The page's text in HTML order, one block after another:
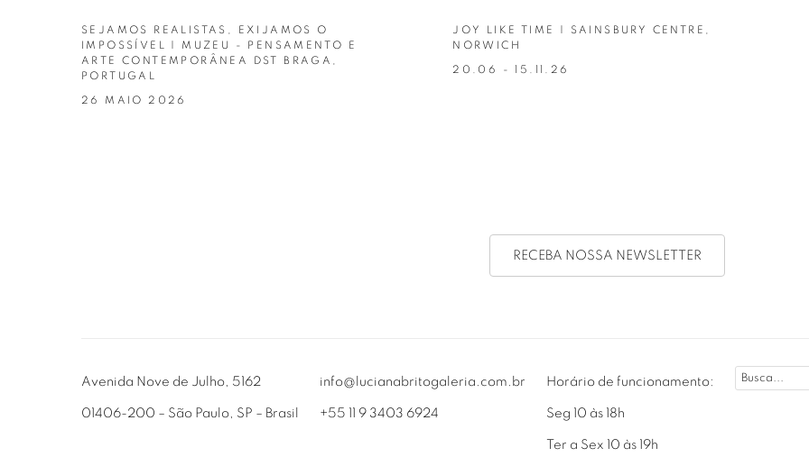
SEJAMOS REALISTAS, EXIJAMOS O
IMPOSSÍVEL | MUZEU - PENSAMENTO E
ARTE CONTEMPORÂNEA DST BRAGA,
PORTUGAL
26 MAIO 2026
JOY LIKE TIME | SAINSBURY CENTRE,
NORWICH
20.06 - 15.11.26
RECEBA NOSSA NEWSLETTER
Avenida Nove de Julho, 5162
01406-200 – São Paulo, SP – Brasil
info@lucianabritogaleria.com.br
+55 11 9 3403 6924
Horário de funcionamento:
Seg 10 às 18h
Ter a Sex 10 às 19h